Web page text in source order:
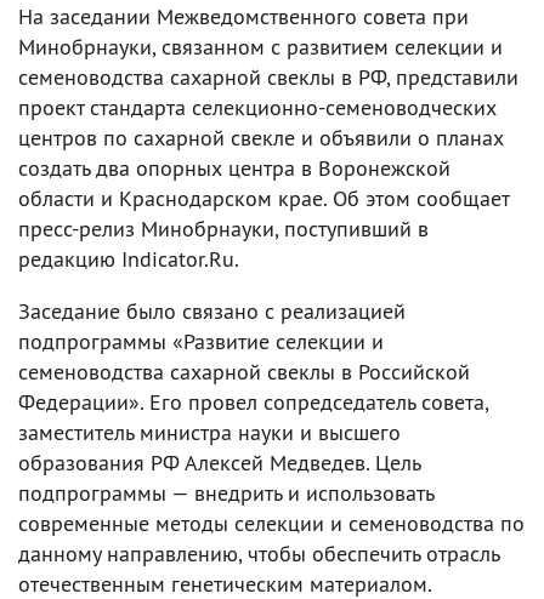
На заседании Межведомственного совета при
Минобрнауки, связанном с развитием селекции и
семеноводства сахарной свеклы в РФ, представили
проект стандарта селекционно-семеноводческих
центров по сахарной свекле и объявили о планах
создать два опорных центра в Воронежской
области и Краснодарском крае. Об этом сообщает
пресс-релиз Минобрнауки, поступивший в
редакцию Indicator.Ru.
Заседание было связано с реализацией
подпрограммы «Развитие селекции и
семеноводства сахарной свеклы в Российской
Федерации». Его провел сопредседатель совета,
заместитель министра науки и высшего
образования РФ Алексей Медведев. Цель
подпрограммы — внедрить и использовать
современные методы селекции и семеноводства по
данному направлению, чтобы обеспечить отрасль
отечественным генетическим материалом.